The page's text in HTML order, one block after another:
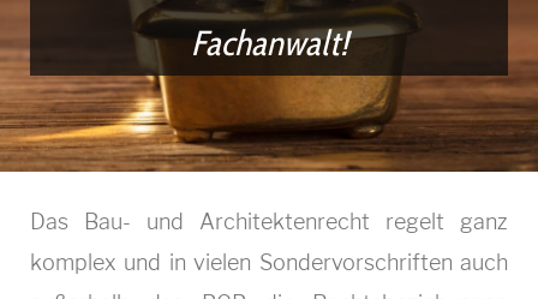
t
e
k
Fachanwalt!
Das Bau- und Architektenrecht regelt ganz
komplex und in vielen Sondervorschriften auch